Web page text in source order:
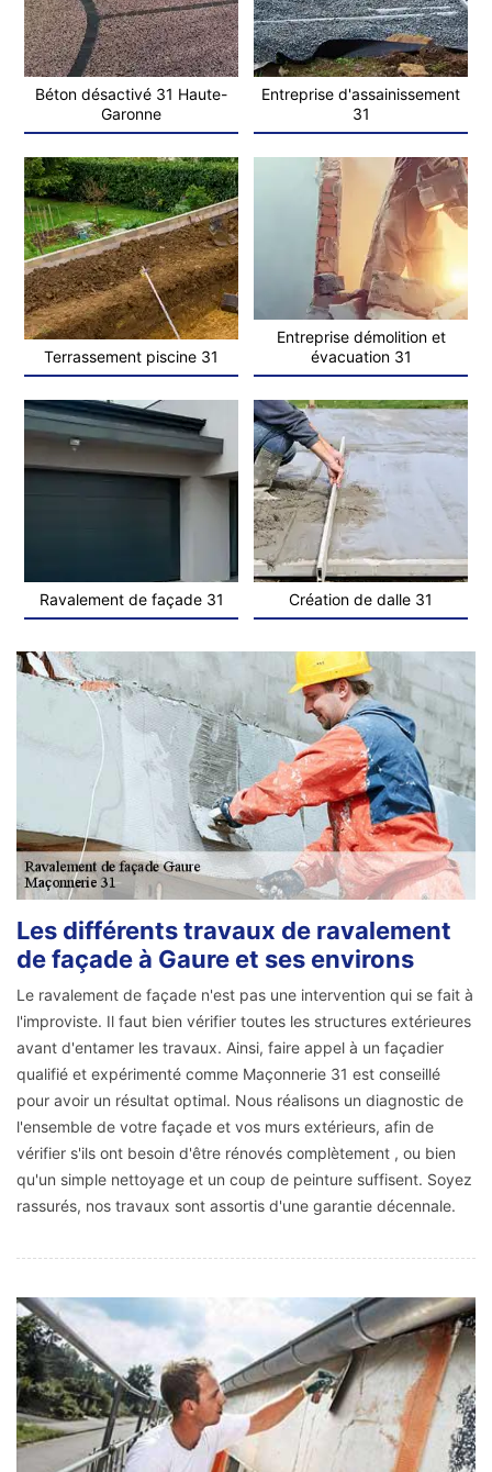
Béton désactivé 31 Haute-
Garonne
Entreprise d'assainissement
31
Terrassement piscine 31
Entreprise démolition et
évacuation 31
Ravalement de façade 31 Création de dalle 31
Les différents travaux de ravalement
de façade à Gaure et ses environs
Le ravalement de façade n'est pas une intervention qui se fait à
l'improviste. Il faut bien vérifier toutes les structures extérieures
avant d'entamer les travaux. Ainsi, faire appel à un façadier
qualifié et expérimenté comme Maçonnerie 31 est conseillé
pour avoir un résultat optimal. Nous réalisons un diagnostic de
l'ensemble de votre façade et vos murs extérieurs, afin de
vérifier s'ils ont besoin d'être rénovés complètement , ou bien
qu'un simple nettoyage et un coup de peinture suffisent. Soyez
rassurés, nos travaux sont assortis d'une garantie décennale.